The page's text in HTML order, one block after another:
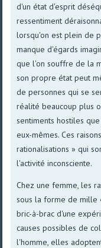
d'un état d'esprit
ressentiment
lorsqu'on est plein de
manque d'égards
que l'on souffre de la
son propre état peut
de personnes qui se
réalité beaucoup plus
sentiments hostiles
eux-mêmes. Ces
rationalisations » qui
l'activité inconsciente.
Chez une femme, les
sous la forme de mille
bric-à-brac d'une
causes possibles de
l'homme, elles